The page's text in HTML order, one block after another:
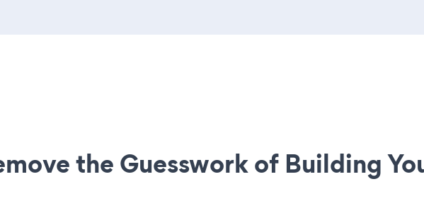
the Guesswork of Building